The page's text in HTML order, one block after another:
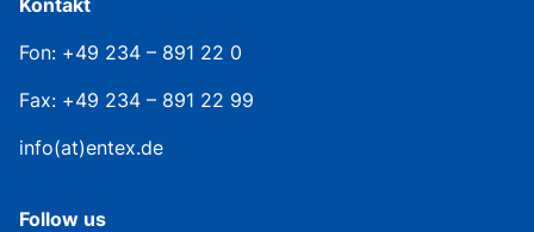
Kontakt
Fon: +49 234 – 891 22 0
Fax: +49 234 – 891 22 99
info(at)entex.de
Follow us